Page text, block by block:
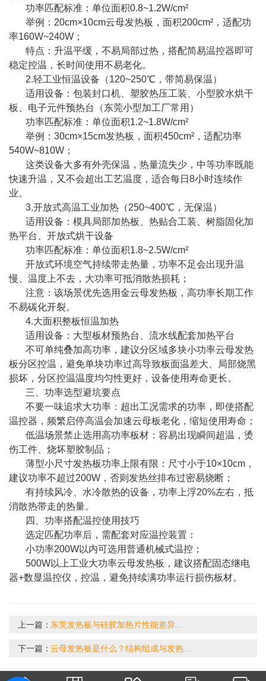
功率匹配标准：单位面积0.8~1.2W/cm²
举例：20cm×10cm云母发热板，面积200cm²，适配功
率160W~240W；
特点：升温平缓，不易局部过热，搭配简易温控器即可
稳定控温，长时间使用不易老化。
2.轻工业恒温设备（120~250℃，带简易保温）
适用设备：包装封口机、塑胶热压工装、小型胶水烘干
板、电子元件预热台（东莞小型加工厂常用）
功率匹配标准：单位面积1.2~1.8W/cm²
举例：30cm×15cm发热板，面积450cm²，适配功率
540W~810W；
这类设备大多有外壳保温，热量流失少，中等功率既能
快速升温，又不会超出工艺温度，适合每日8小时连续作
业。
3.开放式高温工业加热（250~400℃，无保温）
适用设备：模具局部加热板、热贴合工装、树脂固化加
热平台、开放式烘干设备
功率匹配标准：单位面积1.8~2.5W/cm²
开放式环境空气持续带走热量，功率不足会出现升温
慢、温度上不去，大功率可抵消散热损耗；
注意：该场景优先选用金云母发热板，高功率长期工作
不易碳化开裂。
4.大面积整板恒温加热
适用设备：大型板材预热台、流水线配套加热平台
不可单纯叠加高功率，建议分区域多块小功率云母发热
板分区控温，避免单块功率过高导致板面温差大、局部烧黑
损坏，分区控温温度均匀性更好，设备使用寿命更长。
三、功率选型避坑要点
不要一味追求大功率：超出工况需求的功率，即使搭配
温控器，频繁启停高温会加速云母板老化，缩短使用寿命；
低温场景禁止选用高功率板材：容易出现瞬间超温，烫
伤工件、烧坏塑胶制品；
薄型小尺寸发热板功率上限有限：尺寸小于10×10cm，
建议功率不超过200W，否则发热丝排布过密易烧断；
有持续风冷、水冷散热的设备，功率上浮20%左右，抵
消散热带走的热量。
四、功率搭配温控使用技巧
选定匹配功率后，需配套对应温控装置：
小功率200W以内可选用普通机械式温控；
500W以上工业大功率云母发热板，建议搭配固态继电
器+数显温控仪，控温，避免持续满功率运行损伤板材。
上一篇： 东莞发热板与硅胶加热片性能差异...
下一篇：云母发热板是什么？结构组成与发热...